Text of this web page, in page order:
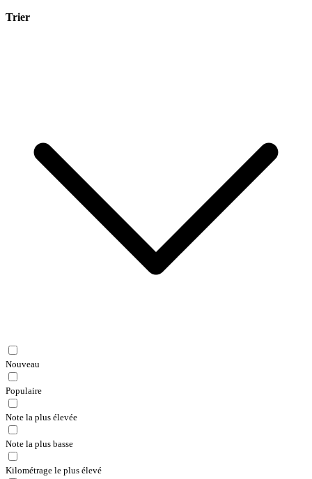
Trier
Nouveau
Populaire
Note la plus élevée
Note la plus basse
Kilométrage le plus élevé